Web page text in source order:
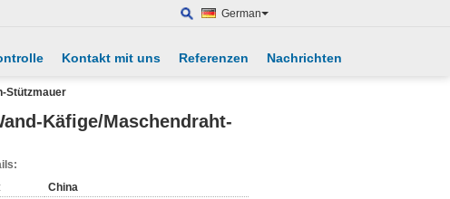
German
Kontakt mit uns Referenzen Nachrichten
Stützmauer
Käfige/Maschendraht-
China